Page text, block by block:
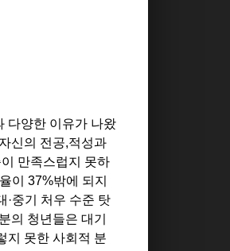
다양한 이유가 나왔
신의 전공,적성과
만족스럽지 못하
이 37%밖에 되지
·중기 처우 수준 탓
의 청년들은 대기
지 못한 사회적 분